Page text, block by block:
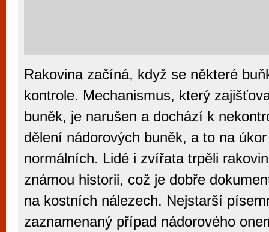
Rakovina začíná, když se některé
kontrole. Mechanismus, který
buněk, je narušen a dochází k
dělení nádorových buněk, a to na
normálních. Lidé i zvířata trpěli
známou historii, což je dobře
na kostních nálezech. Nejstarší
zaznamenaný případ nádorového